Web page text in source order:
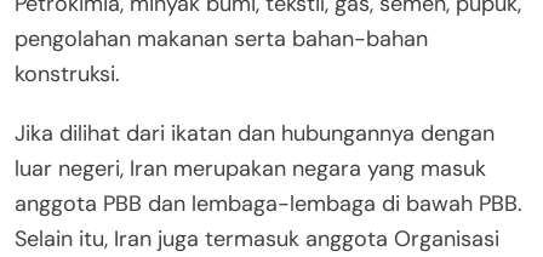
pengolahan makanan serta bahan-bahan
konstruksi.
Jika dilihat dari ikatan dan hubungannya dengan
luar negeri, Iran merupakan negara yang masuk
anggota PBB dan lembaga-lembaga di bawah PBB.
Selain itu, Iran juga termasuk anggota Organisasi